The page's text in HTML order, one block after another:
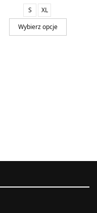
S
XL
Wybierz opcje